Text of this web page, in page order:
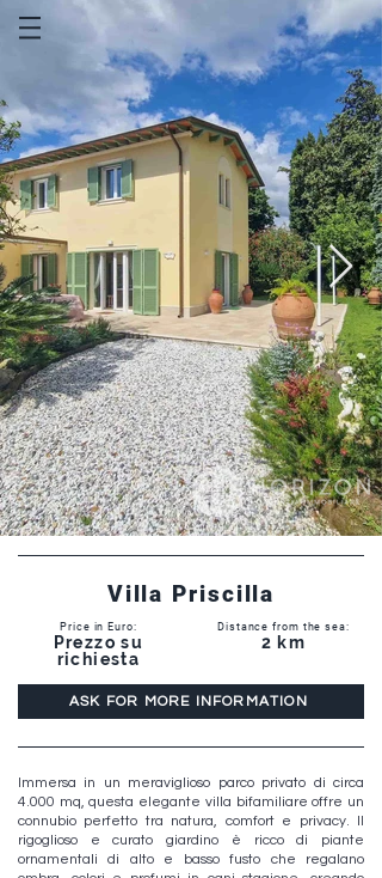
Villa Priscilla
Price in Euro:
Prezzo su
richiesta
Distance from the sea:
2 km
ASK FOR MORE INFORMATION
Immersa in un meraviglioso parco privato di circa
4.000 mq, questa elegante villa bifamiliare offre un
connubio perfetto tra natura, comfort e privacy. Il
rigoglioso e curato giardino è ricco di piante
ornamentali di alto e basso fusto che regalano